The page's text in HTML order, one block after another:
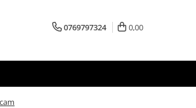
0769797324 0,00